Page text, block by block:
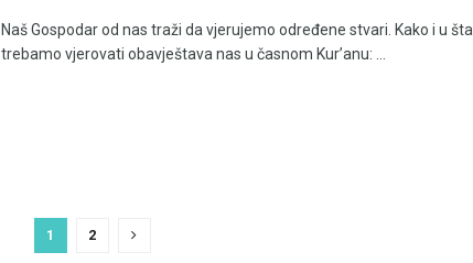
Naš Gospodar od nas traži da vjerujemo određene stvari. Kako i u šta
trebamo vjerovati obavještava nas u časnom Kur’anu: ...
1 2